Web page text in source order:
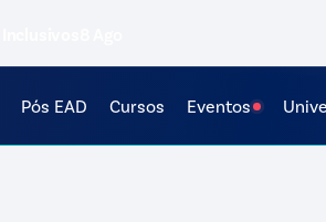
Pós EAD Cursos Eventos